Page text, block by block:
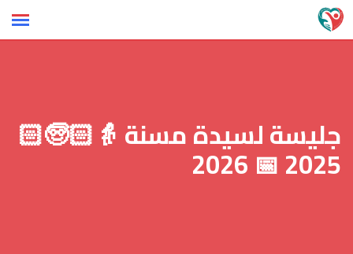
Skip
to
جليسة لسيدة مسنة 👵🏻🧓🏻
2025 📅 2026